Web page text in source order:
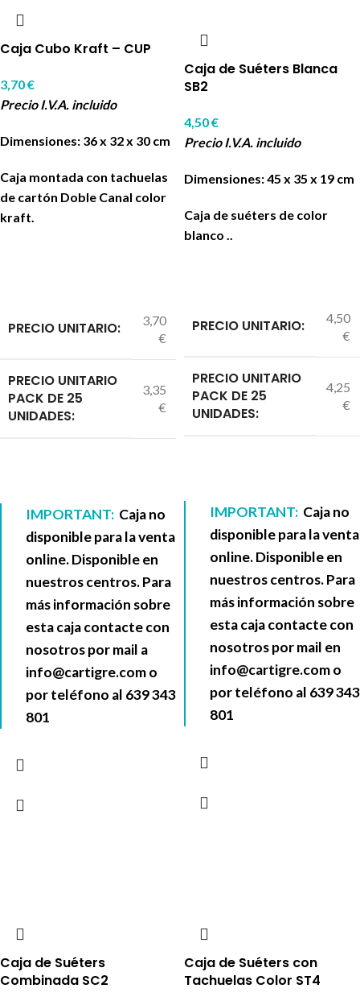
Caja Cubo Kraft – CUP
3,70€
Precio I.V.A. incluido
Dimensiones: 36 x 32 x 30 cm
Caja montada con tachuelas
de cartón Doble Canal color
kraft.
PRECIO UNITARIO:
3,70
€
PRECIO UNITARIO
PACK DE 25
UNIDADES:
3,35
€
IMPORTANT: Caja no
disponible para la venta
online. Disponible en
nuestros centros. Para
más información sobre
esta caja contacte con
nosotros por mail a
info@cartigre.como
por teléfono al 639 343
801
Caja de Suéters Blanca
SB2
4,50€
Precio I.V.A. incluido
Dimensiones: 45 x 35 x 19 cm
Caja de suéters de color
blanco ..
PRECIO UNITARIO:
4,50
€
PRECIO UNITARIO
PACK DE 25
UNIDADES:
4,25
€
IMPORTANT: Caja no
disponible para la venta
online. Disponible en
nuestros centros. Para
más información sobre
esta caja contacte con
nosotros por mail en
info@cartigre.como
por teléfono al 639 343
801
Caja de Suéters
Combinada SC2
Caja de Suéters con
Tachuelas Color ST4